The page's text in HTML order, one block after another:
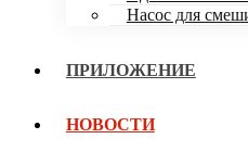
Насос для
ПРИЛОЖЕНИЕ
НОВОСТИ